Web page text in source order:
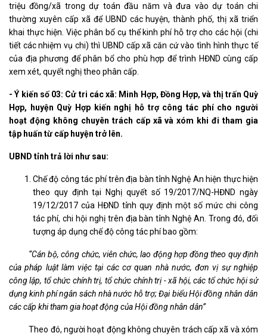
triệu đồng/xã trong dự toán đầu năm và đưa vào dự toán chi
thường xuyên cấp xã để UBND các huyện, thành phố, thị xã triển
khai thực hiện. Việc phân bổ cụ thể kinh phí hỗ trợ cho các hội (chi
tiết các nhiệm vụ chi) thì UBND cấp xã căn cứ vào tình hình thực tế
của địa phương để phân bổ cho phù hợp để trình HĐND cùng cấp
xem xét, quyết nghị theo phân cấp.
- Ý kiến số 03: Cử tri các xã: Minh Hợp, Đồng Hợp, và thị trấn Quỳ
Hợp, huyện Quỳ Hợp kiến nghị hỗ trợ công tác phí cho người
hoạt động không chuyên trách cấp xã và xóm khi đi tham gia
tập huấn từ cấp huyện trở lên.
UBND tỉnh trả lời như sau:
Chế độ công tác phí trên địa bàn tỉnh Nghệ An hiện thực hiện
theo quy định tại Nghị quyết số 19/2017/NQ-HĐND ngày
19/12/2017 của HĐND tỉnh quy định một số mức chi công
tác phí, chi hội nghị trên địa bàn tỉnh Nghệ An. Trong đó, đối
tượng áp dụng chế độ công tác phí bao gồm:
“Cán bộ, công chức, viên chức, lao động hợp đồng theo quy định
của pháp luật làm việc tại các cơ quan nhà nước, đơn vị sự nghiệp
công lập, tổ chức chính trị, tổ chức chính trị - xã hội, các tổ chức hội sử
dụng kinh phí ngân sách nhà nước hỗ trợ; Đại biểu Hội đồng nhân dân
các cấp khi tham gia hoạt động của Hội đồng nhân dân”
Theo đó, người hoạt động không chuyên trách cấp xã và xóm